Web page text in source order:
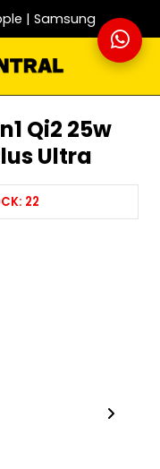
| Samsung
Qi2 25w
Ultra
22